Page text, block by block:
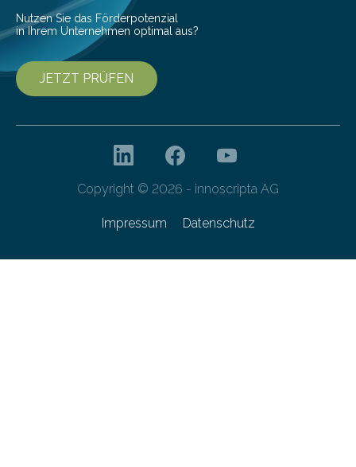
Nutzen Sie das Förderpotenzial
in Ihrem Unternehmen optimal aus?
JETZT PRÜFEN
Copyright © 2026 - innoscripta AG
Impressum Datenschutz